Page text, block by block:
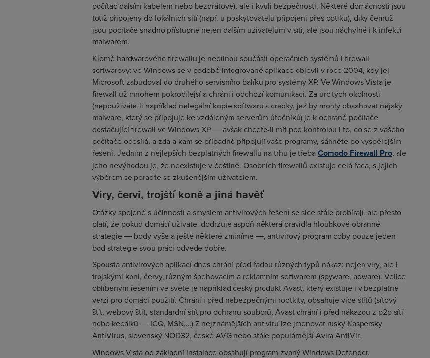
počítač dalším kabelem nebo bezdrátově), ale i kvůli bezpečnosti. Některé domácnosti jsou
totiž připojeny do lokálních sítí (např. u poskytovatelů připojení přes optiku), díky čemuž
jsou počítače snadno přístupné nejen dalším uživatelům v síti, ale jsou náchylné i k infekci
malwarem.
Kromě hardwarového firewallu je nedílnou součástí operačních systémů i firewall
softwarový: ve Windows se v podobě integrované aplikace objevil v roce 2004, kdy jej
Microsoft zabudoval do druhého servisního balíku pro systémy XP. Ve Windows Vista je
firewall už mnohem pokročilejší a chrání i odchozí komunikaci. Za určitých okolností
(nepoužíváte-li například nelegální kopie softwaru s cracky, jež by mohly obsahovat nějaký
malware, který se připojuje ke vzdáleným serverům útočníků) je k ochraně počítače
dostačující firewall ve Windows XP ― avšak chcete-li mít pod kontrolou i to, co se z vašeho
počítače odesílá, a zda a kam se případně připojují vaše programy, sáhněte po vyspělejším
řešení. Jedním z nejlepších bezplatných firewallů na trhu je třebaComodo Firewall Pro, ale
jeho nevýhodou je, že neexistuje v češtině. Osobních firewallů existuje celá řada, s jejich
výběrem se poraďte se zkušenějším uživatelem.
Viry, červi, trojští koně a jiná havěť
Otázky spojené s účinností a smyslem antivirových řešení se sice stále probírají, ale přesto
platí, že pokud domácí uživatel dodržuje aspoň některá pravidla hloubkové obranné
strategie ― body výše a ještě některé zmíníme ―, antivirový program coby pouze jeden
bod strategie svou práci odvede dobře.
Spousta antivirových aplikací dnes chrání před řadou různých typů nákaz: nejen viry, ale i
trojskými koni, červy, různým špehovacím a reklamním softwarem (spyware, adware). Velice
oblíbeným řešením ve světě je například český produkt Avast, který existuje i v bezplatné
verzi pro domácí použití. Chrání i před nebezpečnými rootkity, obsahuje více štítů (síťový
štít, webový štít, standardní štít pro ochranu souborů, Avast chrání i před nákazou z p2p sítí
nebo kecálků ― ICQ, MSN,…) Z nejznámějších antivirů lze jmenovat ruský Kaspersky
AntiVirus, slovenský NOD32, české AVG nebo stále populárnější Avira AntiVir.
Windows Vista od základní instalace obsahují program zvaný Windows Defender.